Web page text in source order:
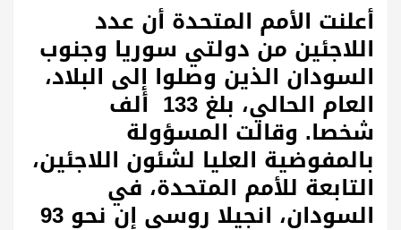
أعلنت الأمم المتحدة أن عدد
اللاجئين من دولتي سوريا وجنوب
السودان الذين وصلوا إلى البلاد،
العام الحالي، بلغ 133 ألف
شخصا. وقالت المسؤولة
بالمفوضية العليا لشئون اللاجئين،
التابعة للأمم المتحدة، في
السودان، انجيلا روسي إن نحو 93